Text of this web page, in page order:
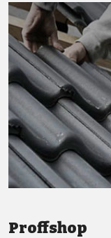
Proffshop